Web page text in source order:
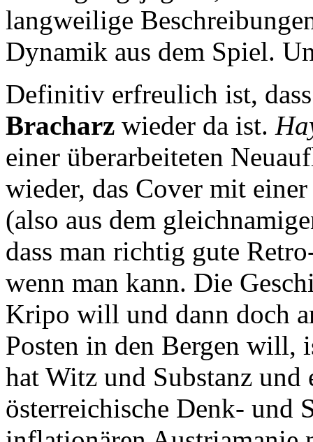
langweilige
Dynamik aus dem Spiel.
Definitiv erfreulich ist,
Bracharz wieder da ist.
einer überarbeiteten
wieder, das Cover mit
(also aus dem
dass man richtig gute
wenn man kann. Die
Kripo will und dann doch
Posten in den Bergen will,
hat Witz und Substanz und
österreichische Denk- und